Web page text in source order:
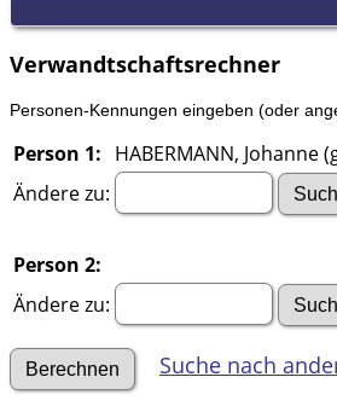
Verwandtschaftsrechner
Personen-Kennungen eingeben (oder
Person 1: HABERMANN, Johanne
Ändere zu:
Person 2:
Ändere zu:
Suche nach